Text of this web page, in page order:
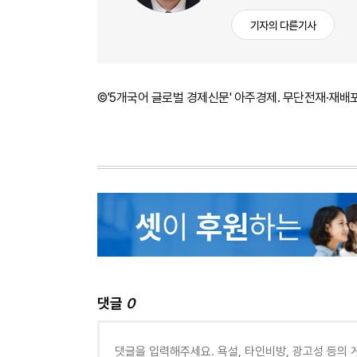
기자의 다른기사
©'5개국어 글로벌 경제신문' 아주경제. 무단전재·재배
댓글 0